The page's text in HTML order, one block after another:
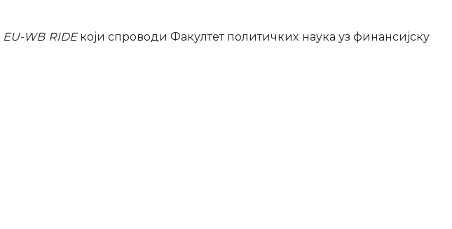
EU-WB RIDEкоји спроводи Факултет политичких наука уз финансијску